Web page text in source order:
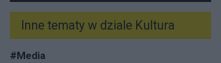
Inne tematy w dziale Kultura
#Media